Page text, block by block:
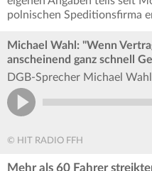
polnischen Speditionsfirma
Michael Wahl: "Wenn
anscheinend ganz schnell
DGB-Sprecher Michael
© HIT RADIO FFH
Mehr als 60 Fahrer